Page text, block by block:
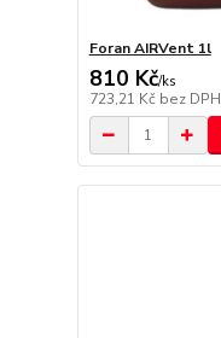
Foran AIRVent 1l
810 Kč/ks
723,21 Kč bez DPH